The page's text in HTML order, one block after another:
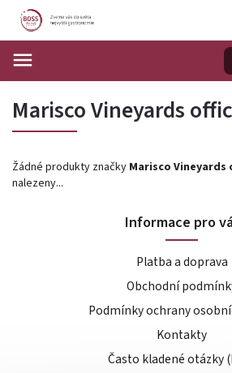
Marisco Vineyards
Žádné produkty značky Marisco Vineyards
nalezeny...
Informace pro
Platba a doprava
Obchodní
Podmínky ochrany
Kontakty
Často kladené otázky